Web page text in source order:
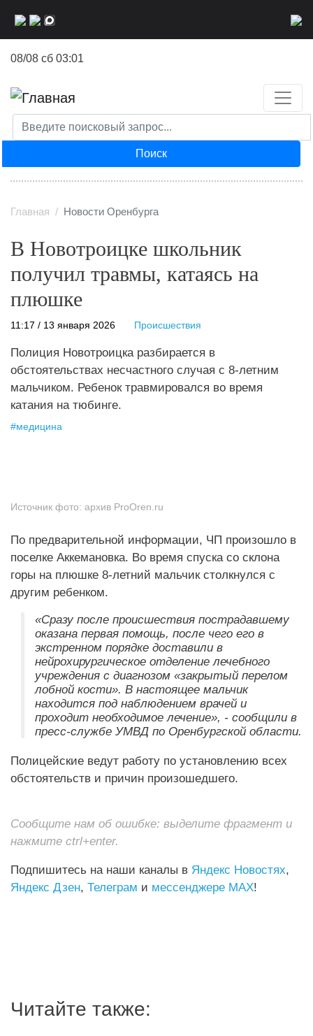
08/08 сб 03:01
Поиск
Главная Новости Оренбурга
В Новотроицке школьник
получил травмы, катаясь на
плюшке
11:17 / 13 января 2026 Происшествия
Полиция Новотроицка разбирается в
обстоятельствах несчастного случая с 8-летним
мальчиком. Ребенок травмировался во время
катания на тюбинге.
#медицина
Источник фото: архив ProOren.ru
По предварительной информации, ЧП произошло в
поселке Аккемановка. Во время спуска со склона
горы на плюшке 8-летний мальчик столкнулся с
другим ребенком.
«Сразу после происшествия пострадавшему
оказана первая помощь, после чего его в
экстренном порядке доставили в
нейрохирургическое отделение лечебного
учреждения с диагнозом «закрытый перелом
лобной кости». В настоящее мальчик
находится под наблюдением врачей и
проходит необходимое лечение», - сообщили в
пресс-службе УМВД по Оренбургской области.
Полицейские ведут работу по установлению всех
обстоятельств и причин произошедшего.
Сообщите нам об ошибке: выделите фрагмент и
нажмите ctrl+enter.
Подпишитесь на наши каналы в Яндекс Новостях,
Яндекс Дзен, Телеграм и мессенджере MAX!
Читайте также: